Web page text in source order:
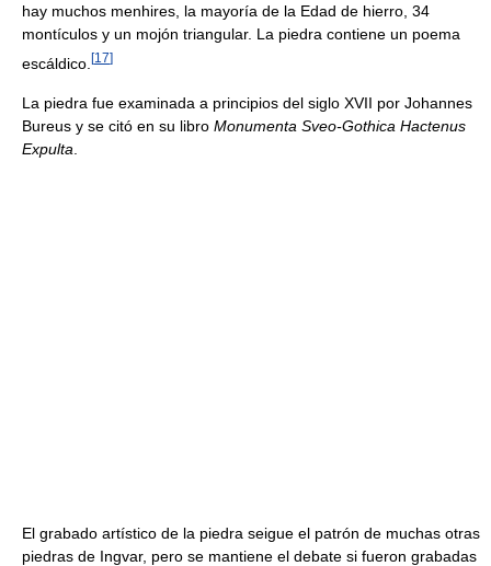
hay muchos menhires, la mayoría de la Edad de hierro, 34
montículos y un mojón triangular. La piedra contiene un poema
escáldico. [17]
La piedra fue examinada a principios del siglo XVII por Johannes
Bureus y se citó en su libro Monumenta Sveo-Gothica Hactenus
Expulta
El grabado artístico de la piedra seigue el patrón de muchas otras
piedras de Ingvar, pero se mantiene el debate si fueron grabadas